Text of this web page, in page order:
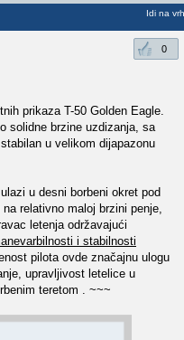
Idi na vrh
0
prikaza T-50 Golden Eagle.
solidne brzine uzdizanja, sa
u velikom dijapazonu
u desni borbeni okret pod
relativno maloj brzini penje,
letenja održavajući
i stabilnosti
pilota ovde značajnu ulogu
upravljivost letelice u
teretom . ~~~